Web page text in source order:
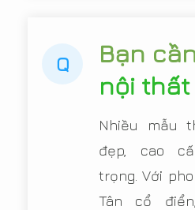
Q Bạn
nội
Nhiều mẫu
đẹp, cao
trọng. Với
Tân cổ